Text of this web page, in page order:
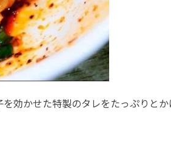
効かせた特製のタレをたっぷりと